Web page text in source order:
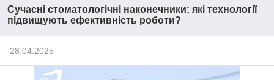
Сучасні стоматологічні наконечники: які технології
підвищують ефективність роботи?
28.04.2025